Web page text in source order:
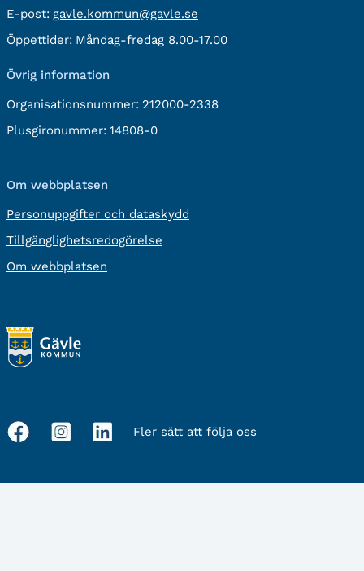
E-post: E-
post:
gavle.kommun@gavle.se
Öppettider: Måndag-fredag 8.00-17.00
Övrig information
Organisationsnummer: 212000-2338
Plusgironummer: 14808-0
Om webbplatsen
Personuppgifter och dataskydd
Tillgänglighetsredogörelse
Om webbplatsen
Sociala
Fler sätt att följa oss